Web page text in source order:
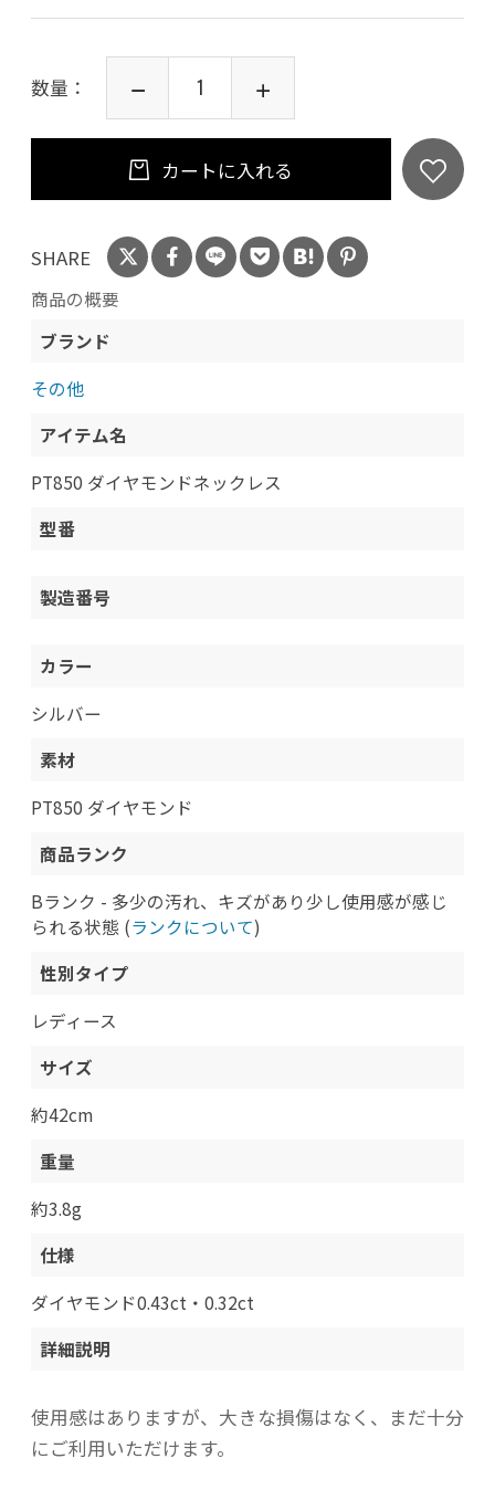
数量：
カートに入れる
SHARE
商品の概要
ブランド
その他
アイテム名
PT850 ダイヤモンドネックレス
型番
製造番号
カラー
シルバー
素材
PT850 ダイヤモンド
商品ランク
Bランク - 多少の汚れ、キズがあり少し使用感が感じ
られる状態 (ランクについて)
性別タイプ
レディース
サイズ
約42cm
重量
約3.8g
仕様
ダイヤモンド0.43ct・0.32ct
詳細説明
使用感はありますが、大きな損傷はなく、まだ十分
にご利用いただけます。